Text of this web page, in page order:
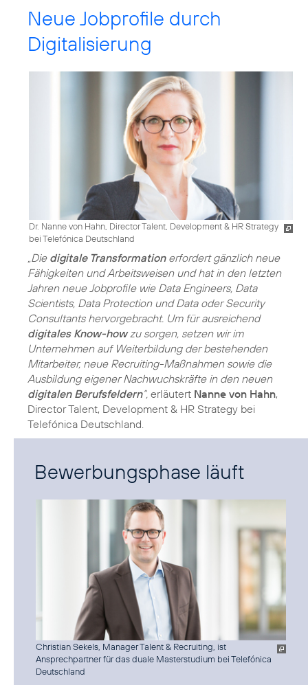
Neue Jobprofile durch
Digitalisierung
Dr. Nanne von Hahn, Director Talent, Development & HR Strategy
bei Telefónica Deutschland
„Die digitale Transformationerfordert gänzlich neue
Fähigkeiten und Arbeitsweisen und hat in den letzten
Jahren neue Jobprofile wie Data Engineers, Data
Scientists, Data Protection und Data oder Security
Consultants hervorgebracht. Um für ausreichend
digitales Know-howzu sorgen, setzen wir im
Unternehmen auf Weiterbildung der bestehenden
Mitarbeiter, neue Recruiting-Maßnahmen sowie die
Ausbildung eigener Nachwuchskräfte in den neuen
digitalen Berufsfeldern“, erläutert Nanne von Hahn,
Director Talent, Development & HR Strategy bei
Telefónica Deutschland.
Bewerbungsphase läuft
Christian Sekels, Manager Talent & Recruiting, ist
Ansprechpartner für das duale Masterstudium bei Telefónica
Deutschland